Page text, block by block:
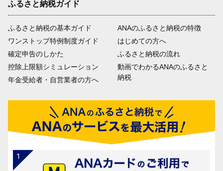
ふるさと納税ガイド
ふるさと納税の基本ガイド
ワンストップ特例制度ガイド
確定申告のしかた
控除上限額シミュレーション
年金受給者・自営業者の方へ
ANAのふるさと納税の特徴
はじめての方へ
ふるさと納税の流れ
動画でわかるANAのふるさと
納税